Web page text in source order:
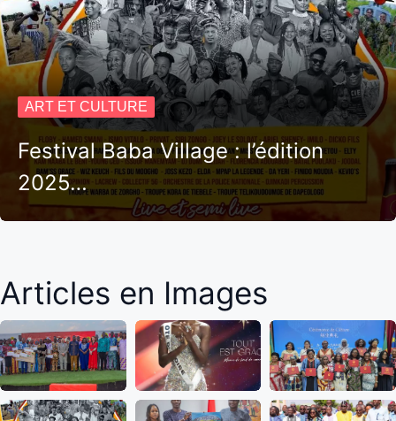
ART ET CULTURE
Festival Baba Village : l’édition
2025…
Articles en Images